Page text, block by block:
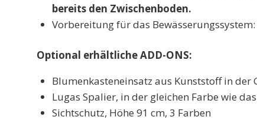
bereits den Zwischenboden.
Vorbereitung für das
Optional erhältliche ADD-ONS:
Blumenkasteneinsatz aus Kunststoff in der
Lugas Spalier, in der gleichen Farbe wie
Sichtschutz, Höhe 91 cm, 3 Farben